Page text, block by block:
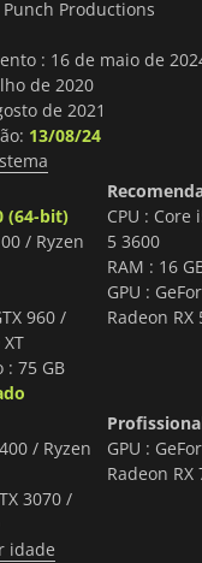
Productions
: 16 de maio de
de 2020
de 2021
13/08/24
(64-bit)
/ Ryzen
960 /
: 75 GB
CPU : Core
5 3600
RAM : 16
GPU :
Radeon RX
/ Ryzen
3070 /
GPU :
Radeon RX
idade